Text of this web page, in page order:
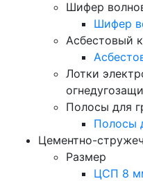
Шифер
Шифер
Асбестовый
Лотки
Полосы для
Полосы
Цементно-
Размер
ЦСП 8